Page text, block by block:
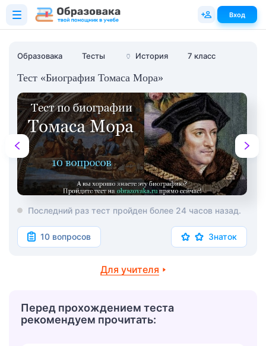
Образовака Тесты 🏺 История 7 класс
Тест «Биография Томаса Мора»
Последний раз тест пройден более 24 часов назад.
10 вопросов Знаток
Для учителя
Перед прохождением теста
рекомендуем прочитать:
Вход